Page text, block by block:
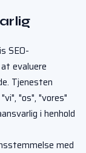
SEO-
evaluere
Tjenesten
"os", "vores"
i henhold
med